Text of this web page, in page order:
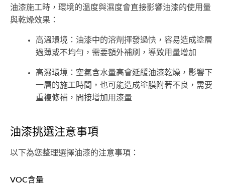
油漆施工時，環境的溫度與濕度會直接影響油漆的使用量
與乾燥效果：
高溫環境：油漆中的溶劑揮發過快，容易造成塗層
過薄或不均勻，需要額外補刷，導致用量增加
高濕環境：空氣含水量高會延緩油漆乾燥，影響下
一層的施工時間，也可能造成塗膜附著不良，需要
重複修補，間接增加用漆量
油漆挑選注意事項
以下為您整理選擇油漆的注意事項：
VOC含量